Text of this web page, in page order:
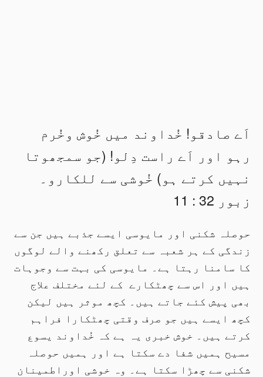
اَے صادقو! خُداوند میں خُوش وخُرم
رہو اور اَے راست دِلو! (جو سمجھوتا
نہیں کرتے ہو) خُوشی سے للکارو۔
زبور 32 : 11
حوصلہ شکنی اور مایوسی ایسے جذبے ہیں جن سے
زندگی کے ہر شعبہ سے تعلق رکھنے والے لوگوں
کا سامنا رہتا ہے۔ مایوسی کی بہت سے وجوہات
ہیں اور اس سے چھٹکارے کے لئے مختلف علاج
بھی پیش کئے جاتے ہیں۔ کچھ موثر ہیں لیکن
کچھ ایسے ہیں جو صرف وقتی چھٹکارا فراہم
کرتے ہیں۔ خوش خبری یہ ہے کہ خُداوند یسوع
مسیح ہمیں شفا دے سکتا ہے اور ہمیں حوصلہ
شکنی سے چھڑا سکتا ہے۔ وہ خوشی اوراطمینان